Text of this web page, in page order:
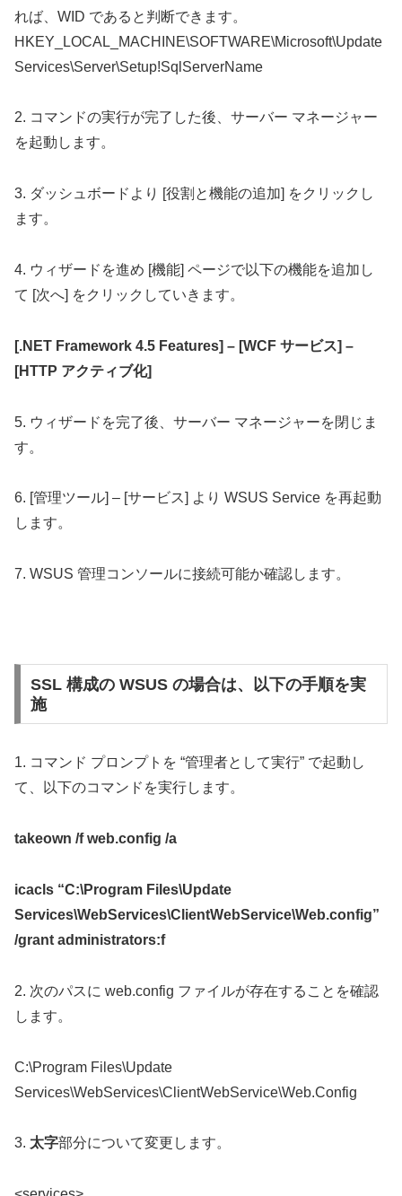
れば、WID であると判断できます。
HKEY_LOCAL_MACHINE\SOFTWARE\Microsoft\Update
Services\Server\Setup!SqlServerName
2. コマンドの実行が完了した後、サーバー マネージャー
を起動します。
3. ダッシュボードより [役割と機能の追加] をクリックし
ます。
4. ウィザードを進め [機能] ページで以下の機能を追加し
て [次へ] をクリックしていきます。
[.NET Framework 4.5 Features] – [WCF サービス] –
[HTTP アクティブ化]
5. ウィザードを完了後、サーバー マネージャーを閉じま
す。
6. [管理ツール] – [サービス] より WSUS Service を再起動
します。
7. WSUS 管理コンソールに接続可能か確認します。
SSL 構成の WSUS の場合は、以下の手順を実
施
1. コマンド プロンプトを “管理者として実行” で起動し
て、以下のコマンドを実行します。
takeown /f web.config /a
icacls “C:\Program Files\Update
Services\WebServices\ClientWebService\Web.config”
/grant administrators:f
2. 次のパスに web.config ファイルが存在することを確認
します。
C:\Program Files\Update
Services\WebServices\ClientWebService\Web.Config
3. 太字部分について変更します。